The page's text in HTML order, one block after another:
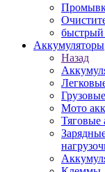
быстрый
Аккумуляторы
Назад
Мото
Тяговые